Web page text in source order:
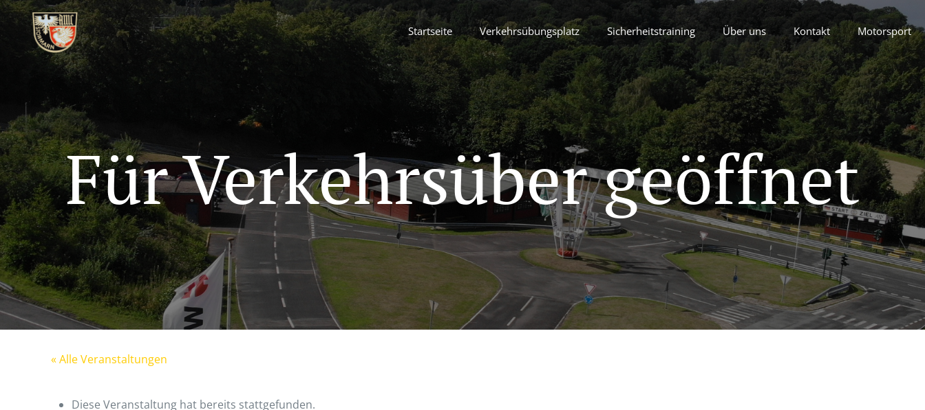
Startseite Verkehrsübungsplatz Sicherheitstraining Über uns Kontakt Motorsport
Für Verkehrsüber geöffnet
« Alle Veranstaltungen
Diese Veranstaltung hat bereits stattgefunden.